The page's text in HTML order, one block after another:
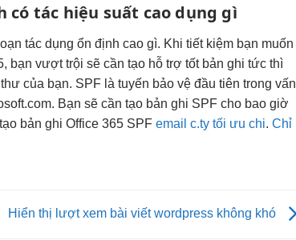
có tác hiệu suất cao dụng gì
tác dụngổn định cao gì. Khitiết kiệm bạn muốn
bạnvượt trội sẽ cần tạo hỗ trợ tốtbản ghitức thì
của bạn. SPF là tuyến bảo vệ đầu tiên trong vấn
Bạn sẽ cần tạo bản ghi SPF cho bao giờ
bản ghi Office 365 SPFemail c.ty tối ưu chi.Chỉ
Hiển thị lượt xem bài viết wordpress không khó